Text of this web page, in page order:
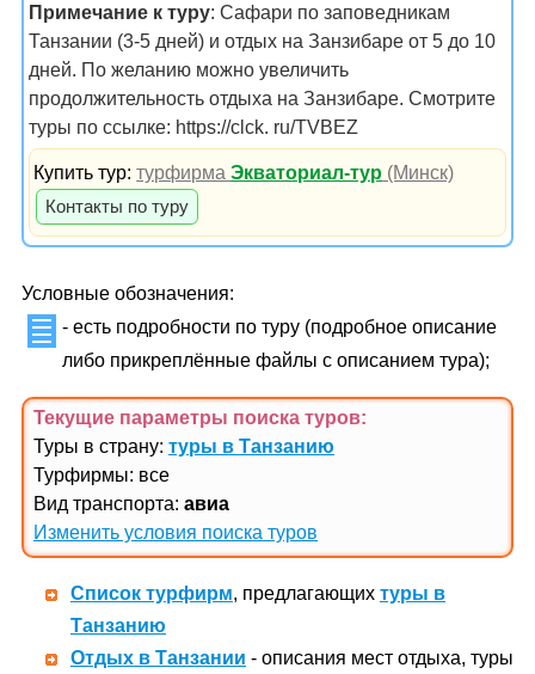
Примечание к туру: Сафари по заповедникам
Танзании (3-5 дней) и отдых на Занзибаре от 5 до 10
дней. По желанию можно увеличить
продолжительность отдыха на Занзибаре. Смотрите
туры по ссылке: https://clck. ru/TVBEZ
Купить тур:турфирмаЭкваториал-тур (Минск)
Контакты по туру
Условные обозначения:
- есть подробности по туру (подробное описание
либо прикреплённые файлы с описанием тура);
Текущие параметры поиска туров:
Туры в страну: туры в Танзанию
Турфирмы: все
Вид транспорта: авиа
Изменить условия поиска туров
Список турфирм, предлагающих туры в
Танзанию
Отдых в Танзании - описания мест отдыха, туры